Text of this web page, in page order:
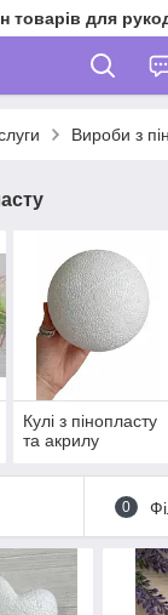
товарів для
Вироби з
Кулі з пінопласту
та акрилу
0